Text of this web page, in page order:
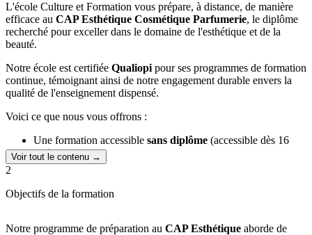
L'école Culture et Formation vous prépare, à distance, de manière
efficace au CAP Esthétique Cosmétique Parfumerie, le diplôme
recherché pour exceller dans le domaine de l'esthétique et de la
beauté.
Notre école est certifiée Qualiopipour ses programmes de formation
continue, témoignant ainsi de notre engagement durable envers la
qualité de l'enseignement dispensé.
Voici ce que nous vous offrons :
Une formation accessible sans diplôme (accessible dès 16
ans).
La possibilité d'étudier depuis
concilier vos études avec vos autres engagements.
long de votre parcours d'études.
Voir tout le contenu →
2
Objectifs de la formation
Notre programme de préparation au CAP Esthétique aborde de